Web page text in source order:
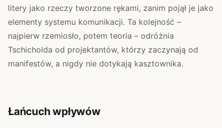
litery jako rzeczy tworzone rękami, zanim pojął je jako
elementy systemu komunikacji. Ta kolejność –
najpierw rzemiosło, potem teoria – odróżnia
Tschicholda od projektantów, którzy zaczynają od
manifestów, a nigdy nie dotykają kasztownika.
Łańcuch wpływów